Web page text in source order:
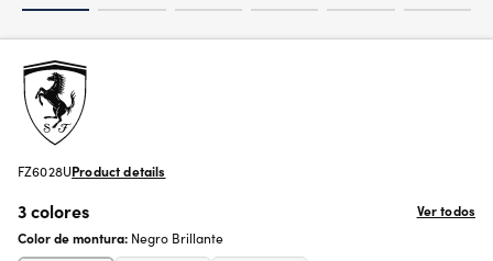
FZ6028UProduct details
3 colores
Ver todos
Color de montura: Negro Brillante